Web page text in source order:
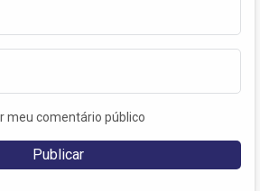
meu comentário público